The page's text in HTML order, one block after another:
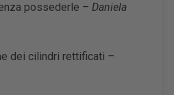
possederle – Daniela
dei cilindri rettificati –